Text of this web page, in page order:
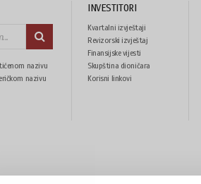
nazivu
nazivu
INVESTITORI
Kvartalni izvještaji
Revizorski izvještaj
Finansijske vijesti
Skupština dioničara
Korisni linkovi